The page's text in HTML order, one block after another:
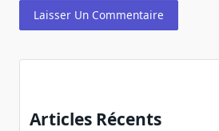
Articles Récents